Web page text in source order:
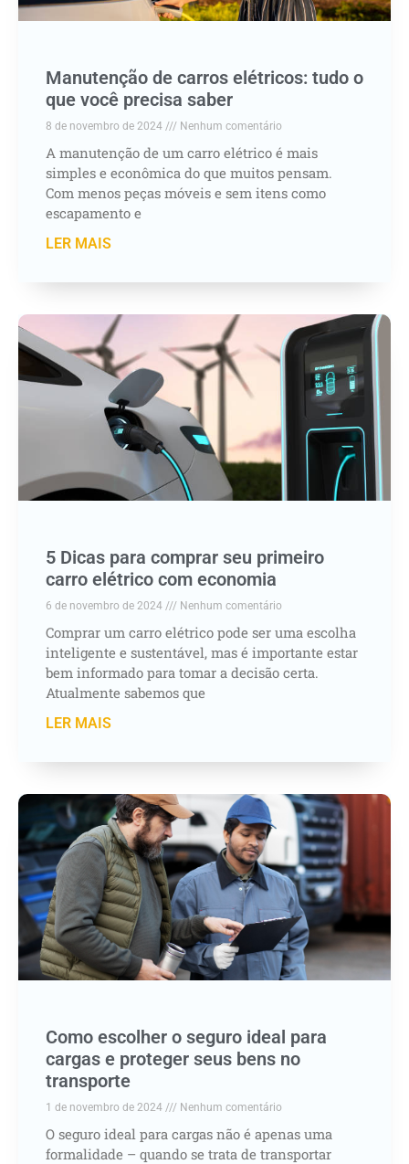
Manutenção de carros elétricos: tudo o
que você precisa saber
8 de novembro de 2024 Nenhum comentário
A manutenção de um carro elétrico é mais
simples e econômica do que muitos pensam.
Com menos peças móveis e sem itens como
escapamento e
LER MAIS
5 Dicas para comprar seu primeiro
carro elétrico com economia
6 de novembro de 2024 Nenhum comentário
Comprar um carro elétrico pode ser uma escolha
inteligente e sustentável, mas é importante estar
bem informado para tomar a decisão certa.
Atualmente sabemos que
LER MAIS
Como escolher o seguro ideal para
cargas e proteger seus bens no
transporte
1 de novembro de 2024 Nenhum comentário
O seguro ideal para cargas não é apenas uma
formalidade – quando se trata de transportar